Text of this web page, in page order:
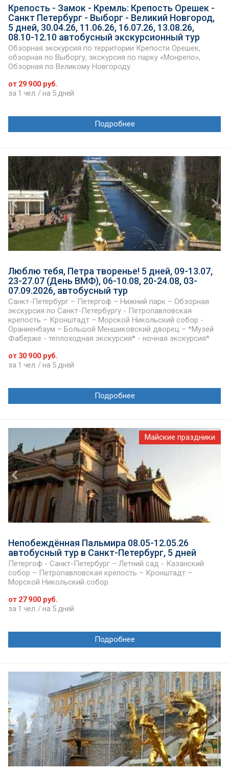
Крепость - Замок - Кремль: Крепость Орешек -
Санкт Петербург - Выборг - Великий Новгород,
5 дней, 30.04.26, 11.06.26, 16.07.26, 13.08.26,
08.10-12.10 автобусный экскурсионный тур
Обзорная экскурсия по территории Крепости Орешек,
обзорная по Выборгу, экскурсия по парку «Монрепо»,
Обзорная по Великому Новгороду.
от 29 900 руб.
за 1 чел. / на 5 дней
Подробнее
Люблю тебя, Петра творенье! 5 дней, 09-13.07,
23-27.07 (День ВМФ), 06-10.08, 20-24.08, 03-
07.09.2026, автобусный тур
Санкт-Петербург – Петергоф – Нижний парк – Обзорная
экскурсия по Санкт-Петербургу - Петропавловская
крепость – Кронштадт – Морской Никольский собор -
Ораниенбаум – Большой Меншиковский дворец – *Музей
Фаберже - теплоходная экскурсия* - ночная экскурсия*
от 30 900 руб.
за 1 чел. / на 5 дней
Подробнее
Майские праздники
Непобеждённая Пальмира 08.05-12.05.26
автобусный тур в Санкт-Петербург, 5 дней
Петергоф - Санкт-Петербург – Летний сад - Казанский
собор – Петропавловская крепость – Кронштадт –
Морской Никольский собор
от 27 900 руб.
за 1 чел. / на 5 дней
Подробнее